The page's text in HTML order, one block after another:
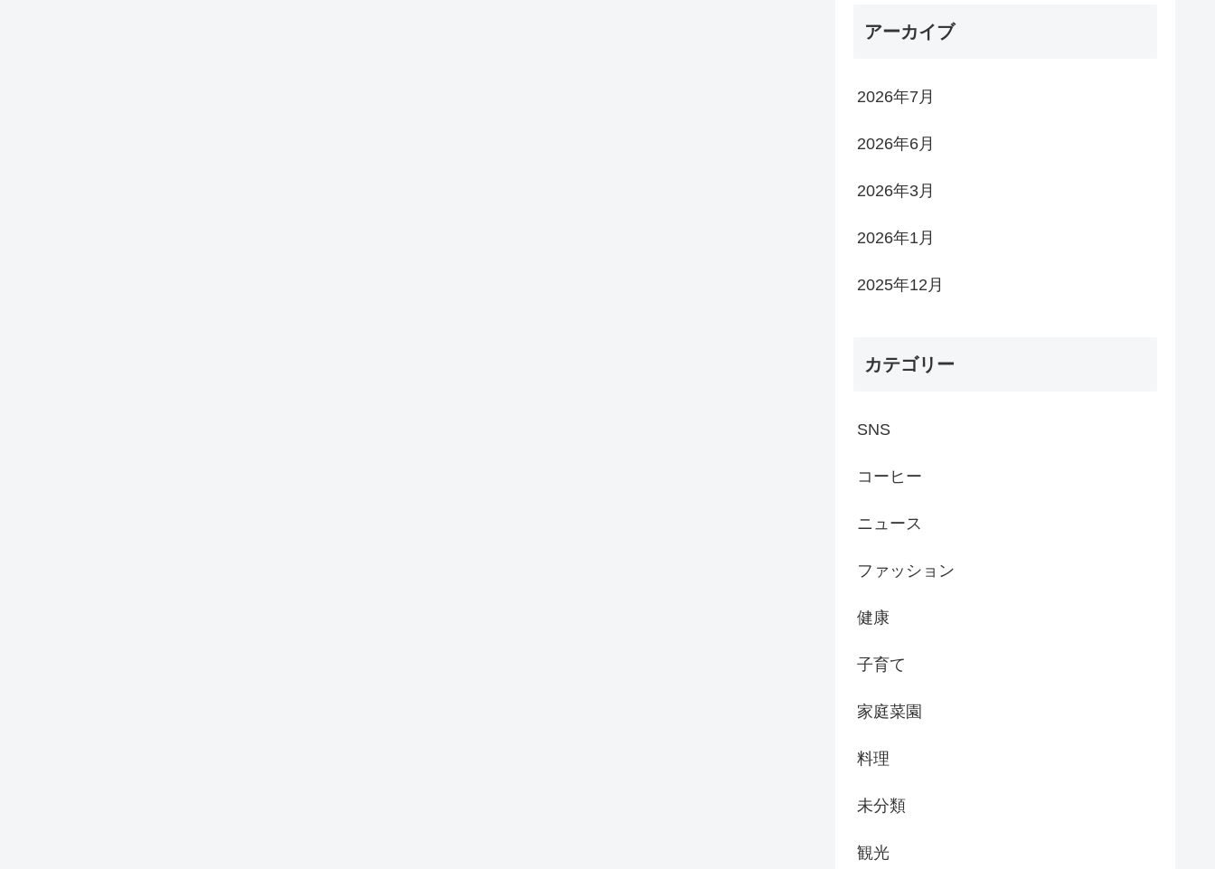
アーカイブ
2026年7月
2026年6月
2026年3月
2026年1月
2025年12月
カテゴリー
SNS
コーヒー
ニュース
ファッション
健康
子育て
家庭菜園
料理
未分類
観光